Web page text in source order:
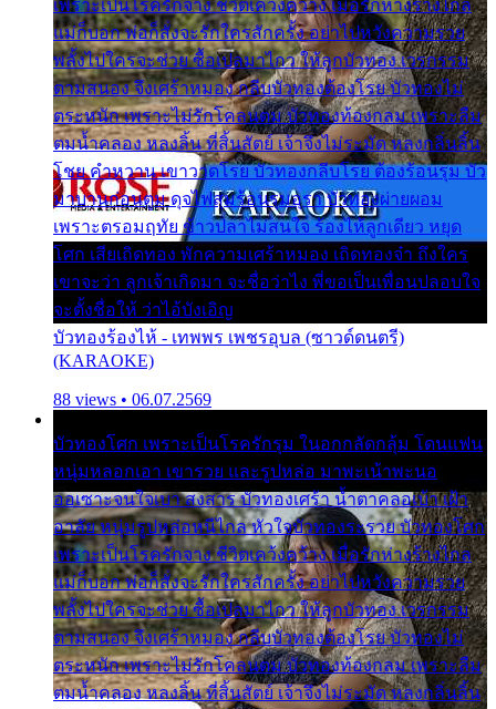
เพราะเป็นโรครักจาง ชีวิตเคว้งคว้าง เมื่อรักห่างร้างไกล
แม่ก็บอก พ่อก็สั่งจะรักใครสักครั้ง อย่าไปหวังความรวย
พลั้งไปใครจะช่วย ซื้อเปลมาไกว ให้ลูกบัวทอง เวรกรรม
ตามสนอง จึงเศร้าหมอง กลีบบัวทองต้องโรย บัวทองไม่
ตระหนัก เพราะไม่รักโคลนตม บัวทองท้องกลม เพราะลืม
ตมน้ำคลอง หลงลิ้น ที่สิ้นสัตย์ เจ้าจึงไม่ระมัด หลงกลิ่นลิ้น
โชย คำหวาน เขาวาดโรย บัวทองกลีบโรย ต้องร้อนรุม บัว
มาบานก่อนตูม ดุจไฟสุมร้อนรุมอุรา บัวทองผ่ายผอม
เพราะตรอมฤทัย ข้าวปลาไม่สนใจ ร้องไห้ลูกเดียว หยุด
โศก เสียเถิดทอง พักความเศร้าหมอง เถิดทองจ๋า ถึงใคร
เขาจะว่า ลูกเจ้าเกิดมา จะชื่อว่าไง พี่ขอเป็นเพื่อนปลอบใจ
จะตั้งชื่อให้ ว่าไอ้บังเอิญ
บัวทองร้องไห้ - เทพพร เพชรอุบล (ซาวด์ดนตรี)
(KARAOKE)
88 views • 06.07.2569
บัวทองโศก เพราะเป็นโรครักรุม ในอกกลัดกลุ้ม โดนแฟน
หนุ่มหลอกเอา เขารวย และรูปหล่อ มาพะเน้าพะนอ
ออเซาะจนใจเบา สงสาร บัวทองเศร้า น้ำตาคลอเบ้า เฝ้า
อาลัย หนุ่มรูปหล่อหนีไกล หัวใจบัวทองระรวย บัวทองโศก
เพราะเป็นโรครักจาง ชีวิตเคว้งคว้าง เมื่อรักห่างร้างไกล
แม่ก็บอก พ่อก็สั่งจะรักใครสักครั้ง อย่าไปหวังความรวย
พลั้งไปใครจะช่วย ซื้อเปลมาไกว ให้ลูกบัวทอง เวรกรรม
ตามสนอง จึงเศร้าหมอง กลีบบัวทองต้องโรย บัวทองไม่
ตระหนัก เพราะไม่รักโคลนตม บัวทองท้องกลม เพราะลืม
ตมน้ำคลอง หลงลิ้น ที่สิ้นสัตย์ เจ้าจึงไม่ระมัด หลงกลิ่นลิ้น